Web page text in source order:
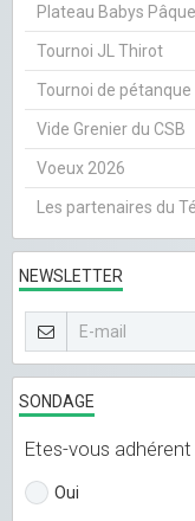
Plateau Babys
Tournoi JL Thirot
Tournoi de pétanque
Vide Grenier du CSB
Voeux 2026
Les partenaires du
NEWSLETTER
SONDAGE
Etes-vous adhérent
Oui